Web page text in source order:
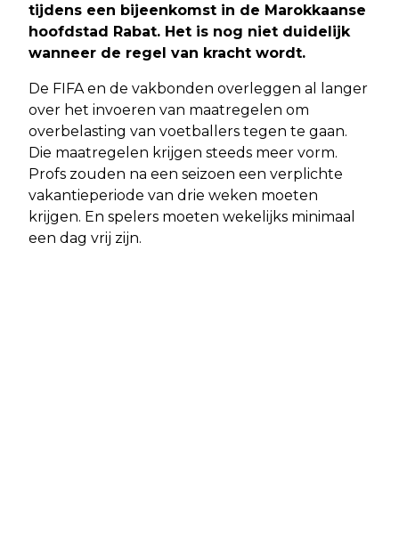
tijdens een bijeenkomst in de Marokkaanse
hoofdstad Rabat. Het is nog niet duidelijk
wanneer de regel van kracht wordt.
De FIFA en de vakbonden overleggen al langer
over het invoeren van maatregelen om
overbelasting van voetballers tegen te gaan.
Die maatregelen krijgen steeds meer vorm.
Profs zouden na een seizoen een verplichte
vakantieperiode van drie weken moeten
krijgen. En spelers moeten wekelijks minimaal
een dag vrij zijn.